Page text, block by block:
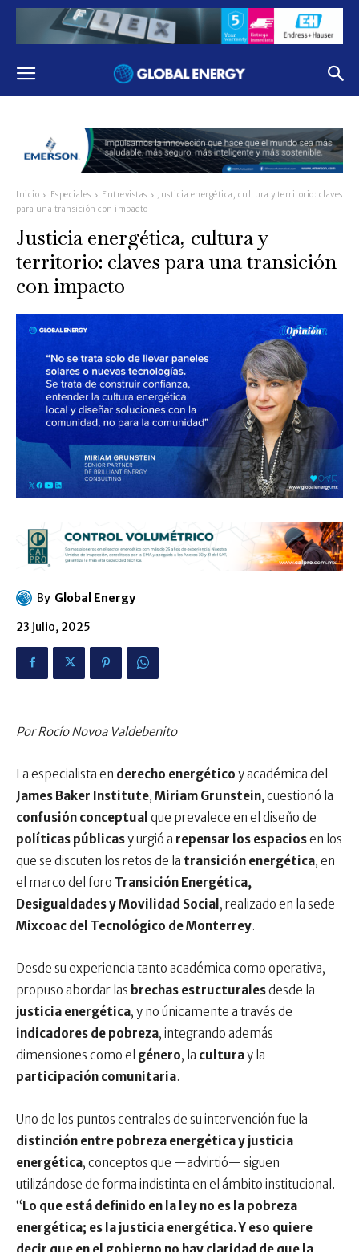
Inicio Especiales Entrevistas
Justicia energética, cultura y territorio: claves
para una transición con impacto
Justicia energética, cultura y
territorio: claves para una transición
con impacto
By Global Energy
23 julio, 2025
Por Rocío Novoa Valdebenito
La especialista en derecho energético y académica del
James Baker Institute, Miriam Grunstein, cuestionó la
confusión conceptual que prevalece en el diseño de
políticas públicasy urgió a repensar los espaciosen los
que se discuten los retos de la transición energética, en
el marco del foro Transición Energética,
Desigualdades y Movilidad Social , realizado en la sede
Mixcoac del Tecnológico de Monterrey.
Desde su experiencia tanto académica como operativa,
propuso abordar las brechas estructuralesdesde la
justicia energética, y no únicamente a través de
indicadores de pobreza, integrando además
dimensiones como el género, la culturay la
participación comunitaria.
Uno de los puntos centrales de su intervención fue la
distinción entre pobreza energética y justicia
energética, conceptos que —advirtió— siguen
utilizándose de forma indistinta en el ámbito institucional.
“Lo que está definido en la ley no es la pobreza
energética; es la justicia energética. Y eso quiere